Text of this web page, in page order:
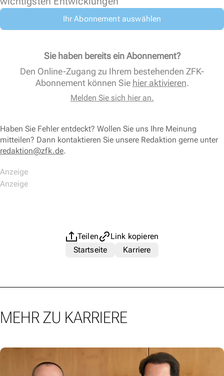
Ihr Abonnement auswählen
Sie haben bereits ein Abonnement?
Den Online-Zugang zu Ihrem bestehenden ZFK-
Abonnement können Sie hier aktivieren.
Melden Sie sich hier an.
Haben Sie Fehler entdeckt? Wollen Sie uns Ihre Meinung
mitteilen? Dann kontaktieren Sie unsere Redaktion gerne unter
redaktion@zfk.de.
Teilen
Link kopieren
Startseite
Karriere
MEHR ZU KARRIERE